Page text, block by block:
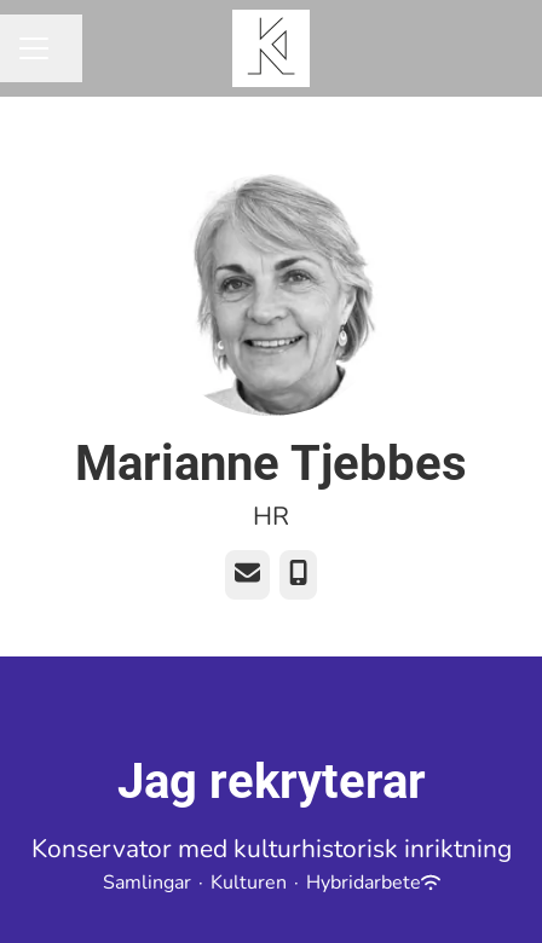
Marianne Tjebbes
HR
E-post Telefon
Jag rekryterar
Konservator med kulturhistorisk inriktning
Samlingar · Kulturen · Hybridarbete